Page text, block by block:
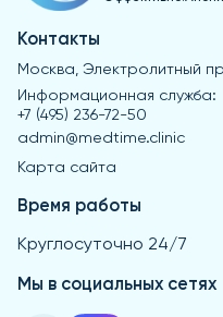
Контакты
Москва, Электролитный
Информационная служба:
+7 (495) 236-72-50
admin@medtime.clinic
Карта сайта
Время работы
Круглосуточно 24/7
Мы в социальных сетях